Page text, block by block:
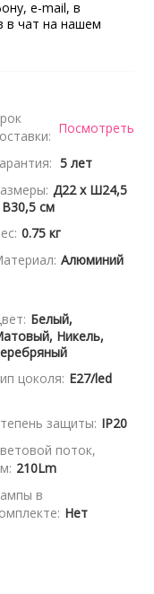
e-mail, в
в чат на нашем
Посмотреть
5 лет
Д22 x Ш24,5
см
0.75 кг
Алюминий
Белый,
Никель,
цоколя: E27/led
защиты: IP20
поток,
210Lm
в
Нет